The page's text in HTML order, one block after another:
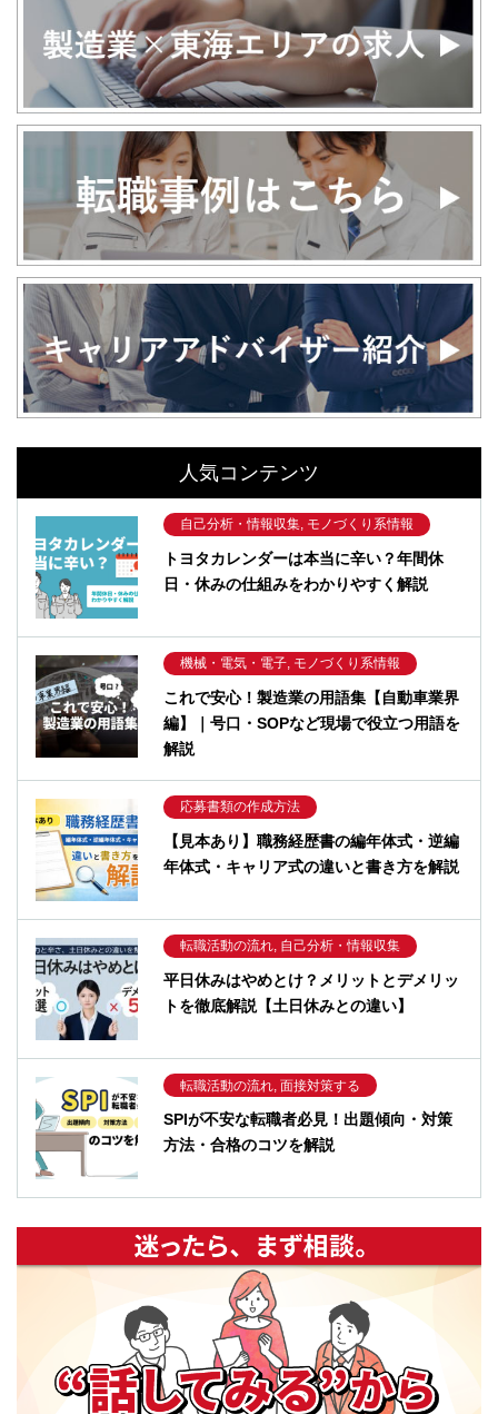
人気コンテンツ
自己分析・情報収集, モノづくり系情報
トヨタカレンダーは本当に辛い？年間休
日・休みの仕組みをわかりやすく解説
機械・電気・電子, モノづくり系情報
これで安心！製造業の用語集【自動車業界
編】｜号口・SOPなど現場で役立つ用語を
解説
応募書類の作成方法
【見本あり】職務経歴書の編年体式・逆編
年体式・キャリア式の違いと書き方を解説
転職活動の流れ, 自己分析・情報収集
平日休みはやめとけ？メリットとデメリッ
トを徹底解説【土日休みとの違い】
転職活動の流れ, 面接対策する
SPIが不安な転職者必見！出題傾向・対策
方法・合格のコツを解説